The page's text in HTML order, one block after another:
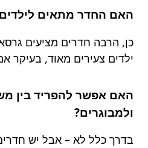
האם החדר מתאים לילדים
כן, הרבה חדרים מציעים
ילדים צעירים מאוד, בעיקר
האם אפשר להפריד בין
ולמבוגרים?
בדרך כלל לא – אבל יש